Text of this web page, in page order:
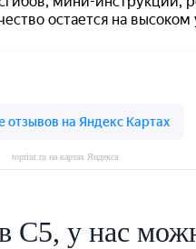
toprint.ru на картах Яндекса
C5, у нас